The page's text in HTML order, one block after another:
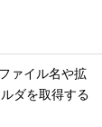
ァイル名や拡
ダを取得する